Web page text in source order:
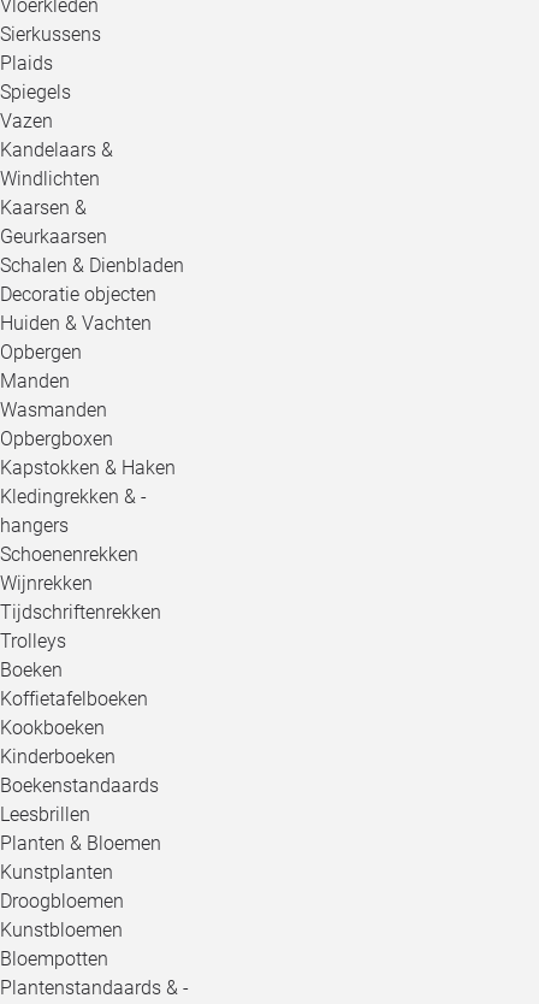
Vloerkleden
Sierkussens
Plaids
Spiegels
Vazen
Kandelaars &
Windlichten
Kaarsen &
Geurkaarsen
Schalen & Dienbladen
Decoratie objecten
Huiden & Vachten
Opbergen
Manden
Wasmanden
Opbergboxen
Kapstokken & Haken
Kledingrekken & -
hangers
Schoenenrekken
Wijnrekken
Tijdschriftenrekken
Trolleys
Boeken
Koffietafelboeken
Kookboeken
Kinderboeken
Boekenstandaards
Leesbrillen
Planten & Bloemen
Kunstplanten
Droogbloemen
Kunstbloemen
Bloempotten
Plantenstandaards & -